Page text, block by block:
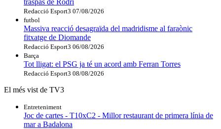
Redacció Esport3 07/08/2026
futbol
Massiva reacció desagraïda del madridisme al faraònic
fitxatge de Diomande
Redacció Esport3 06/08/2026
Barça
Tot lligat: el PSG ja té un acord amb Ferran Torres
Redacció Esport3 08/08/2026
El més vist de TV3
Entreteniment
Joc de cartes - T10xC2 - Millor restaurant de primera línia de
mar a Badalona